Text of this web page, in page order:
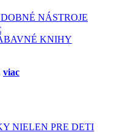
NÁSTROJE
KNIHY
viac
NIELEN PRE DETI